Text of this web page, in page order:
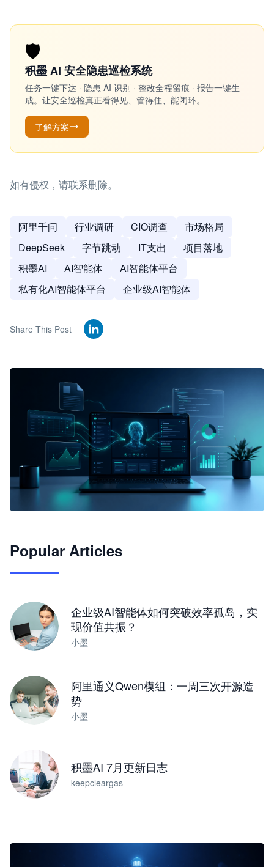
🛡️
积墨 AI 安全隐患巡检系统
任务一键下达 · 隐患 AI 识别 · 整改全程留痕 · 报告一键生
成。让安全巡检真正看得见、管得住、能闭环。
了解方案
如有侵权，请联系删除。
阿里千问 行业调研 CIO调查
市场格局
DeepSeek
字节跳动 IT支出
项目落地
积墨AI
AI智能体
AI智能体平台
私有化AI智能体平台
企业级AI智能体
Share This Post
JimoClaw 桌面 AI Agent 工作台
Popular Articles
企业级AI智能体如何突破效率孤岛，实
现价值共振？
小墨
阿里通义Qwen模组：一周三次开源造
势
小墨
积墨AI 7月更新日志
keepcleargas